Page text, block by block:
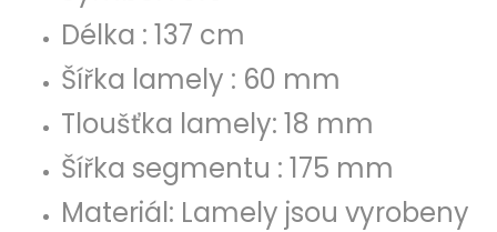
Délka : 137 cm
Šířka lamely : 60 mm
Tloušťka lamely: 18 mm
Šířka segmentu : 175 mm
Materiál: Lamely jsou vyrobeny